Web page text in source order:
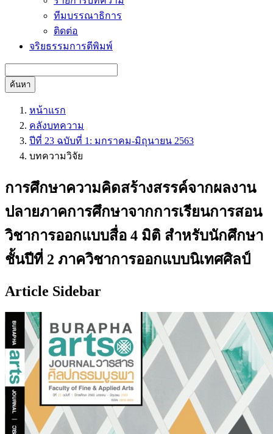
ทีมบรรณาธิการ
ติดต่อ
จริยธรรมการตีพิมพ์
ค้นหา
หน้าแรก
คลังบทความ
ปีที่ 23 ฉบับที่ 1: มกราคม-มิถุนายน 2563
บทความวิจัย
การศึกษาความคิดสร้างสรรค์จากผลงาน
ปลายภาคการศึกษาจากการเรียนการสอน
วิชาการออกแบบสื่อ 4 มิติ สำหรับนักศึกษา
ชั้นปีที่ 2 ภาควิชาการออกแบบนิเทศศิลป์
Article Sidebar